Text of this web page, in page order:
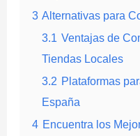
3 Alternativas para
3.1 Ventajas de
Tiendas Locales
3.2 Plataformas
España
4 Encuentra los